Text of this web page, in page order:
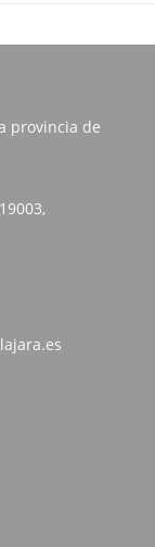
provincia de